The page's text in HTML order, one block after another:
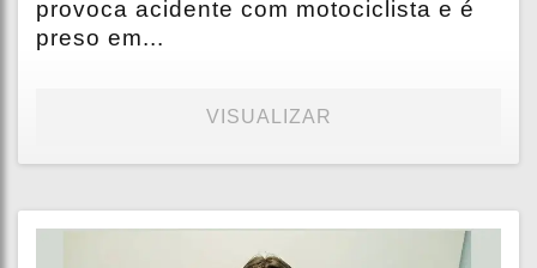
provoca acidente com motociclista e é
preso em...
VISUALIZAR